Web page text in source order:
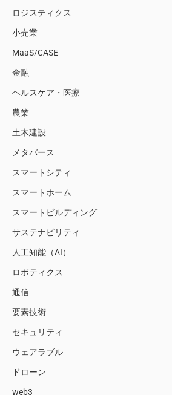
ロジスティクス
小売業
MaaS/CASE
金融
ヘルスケア・医療
農業
土木建設
メタバース
スマートシティ
スマートホーム
スマートビルディング
サステナビリティ
人工知能（AI）
ロボティクス
通信
要素技術
セキュリティ
ウェアラブル
ドローン
web3